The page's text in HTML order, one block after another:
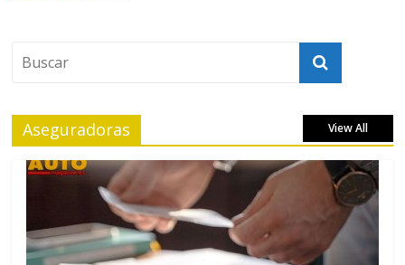
Aseguradoras View All